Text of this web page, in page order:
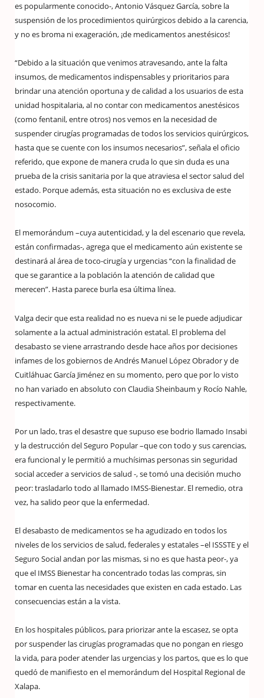
es popularmente conocido-, Antonio Vásquez García, sobre la
suspensión de los procedimientos quirúrgicos debido a la carencia,
y no es broma ni exageración, ¡de medicamentos anestésicos!
“Debido a la situación que venimos atravesando, ante la falta
insumos, de medicamentos indispensables y prioritarios para
brindar una atención oportuna y de calidad a los usuarios de esta
unidad hospitalaria, al no contar con medicamentos anestésicos
(como fentanil, entre otros) nos vemos en la necesidad de
suspender cirugías programadas de todos los servicios quirúrgicos,
hasta que se cuente con los insumos necesarios”, señala el oficio
referido, que expone de manera cruda lo que sin duda es una
prueba de la crisis sanitaria por la que atraviesa el sector salud del
estado. Porque además, esta situación no es exclusiva de este
nosocomio.
El memorándum –cuya autenticidad, y la del escenario que revela,
están confirmadas-, agrega que el medicamento aún existente se
destinará al área de toco-cirugía y urgencias “con la finalidad de
que se garantice a la población la atención de calidad que
merecen”. Hasta parece burla esa última línea.
Valga decir que esta realidad no es nueva ni se le puede adjudicar
solamente a la actual administración estatal. El problema del
desabasto se viene arrastrando desde hace años por decisiones
infames de los gobiernos de Andrés Manuel López Obrador y de
Cuitláhuac García Jiménez en su momento, pero que por lo visto
no han variado en absoluto con Claudia Sheinbaum y Rocío Nahle,
respectivamente.
Por un lado, tras el desastre que supuso ese bodrio llamado Insabi
y la destrucción del Seguro Popular –que con todo y sus carencias,
era funcional y le permitió a muchísimas personas sin seguridad
social acceder a servicios de salud -, se tomó una decisión mucho
peor: trasladarlo todo al llamado IMSS-Bienestar. El remedio, otra
vez, ha salido peor que la enfermedad.
El desabasto de medicamentos se ha agudizado en todos los
niveles de los servicios de salud, federales y estatales –el ISSSTE y el
Seguro Social andan por las mismas, si no es que hasta peor-, ya
que el IMSS Bienestar ha concentrado todas las compras, sin
tomar en cuenta las necesidades que existen en cada estado. Las
consecuencias están a la vista.
En los hospitales públicos, para priorizar ante la escasez, se opta
por suspender las cirugías programadas que no pongan en riesgo
la vida, para poder atender las urgencias y los partos, que es lo que
quedó de manifiesto en el memorándum del Hospital Regional de
Xalapa.